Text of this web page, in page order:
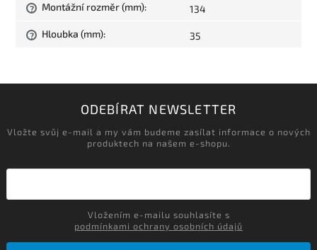
? Montážní rozměr (mm): 134
? Hloubka (mm): 35
ODEBÍRAT NEWSLETTER
Vložte svůj e-mail a my vám budeme zasílat informace o nových
produktech na našem e-shopu.
podmínkami ochrany osobních údajů